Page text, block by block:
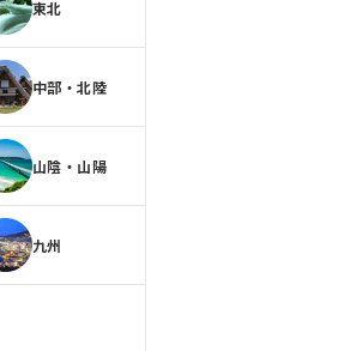
東北
中部・北陸
山陰・山陽
九州